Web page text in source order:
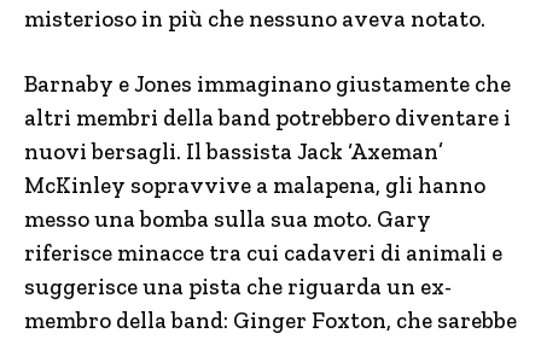
misterioso in più che nessuno aveva notato.
Barnaby e Jones immaginano giustamente che
altri membri della band potrebbero diventare i
nuovi bersagli. Il bassista Jack ‘Axeman’
McKinley sopravvive a malapena, gli hanno
messo una bomba sulla sua moto. Gary
riferisce minacce tra cui cadaveri di animali e
suggerisce una pista che riguarda un ex-
membro della band: Ginger Foxton, che sarebbe